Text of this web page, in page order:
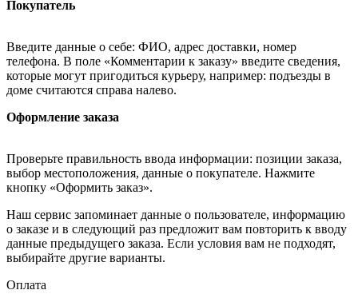
Покупатель
Введите данные о себе: ФИО, адрес доставки, номер
телефона. В поле «Комментарии к заказу» введите сведения,
которые могут пригодиться курьеру, например: подъезды в
доме считаются справа налево.
Оформление заказа
Проверьте правильность ввода информации: позиции заказа,
выбор местоположения, данные о покупателе. Нажмите
кнопку «Оформить заказ».
Наш сервис запоминает данные о пользователе, информацию
о заказе и в следующий раз предложит вам повторить к вводу
данные предыдущего заказа. Если условия вам не подходят,
выбирайте другие варианты.
Оплата